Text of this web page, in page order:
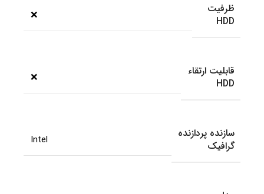
ظرفیت
HDD
❌
قابلیت ارتقاء
HDD
❌
سازنده پردازنده
گرافیک
Intel